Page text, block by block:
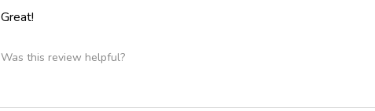
als
als ondersteuning
Great!
Was this review helpful?